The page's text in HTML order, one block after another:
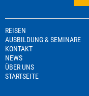
REISEN
AUSBILDUNG & SEMINARE
KONTAKT
NEWS
ÜBER UNS
STARTSEITE